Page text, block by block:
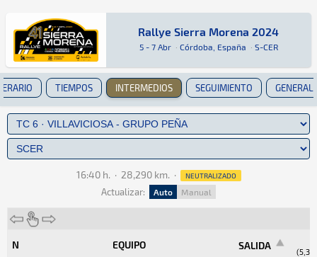
Rallye Sierra Morena 2024
Rallye Sierra Morena 2024
5 - 7 Abr · Córdoba, España · S-CER
Rally · Rallye Sierra Morena 2024 · S-
Córdoba, EspañaCórdoba, España
TIEMPOS INTERMEDIOS SEGUIMIENTO GENERAL
16:40 h. · 28,290 km. · NEUTRALIZADO
Actualizar: Auto Manual
N EQUIPO SALIDA